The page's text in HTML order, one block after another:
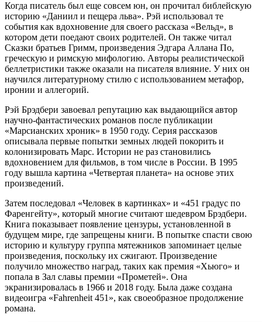
Когда писатель был еще совсем юн, он прочитал библейскую
историю «Даниил и пещера льва». Рэй использовал те
события как вдохновение для своего рассказа «Вельд», в
котором дети поедают своих родителей. Он также читал
Сказки братьев Гримм, произведения Эдгара Аллана По,
греческую и римскую мифологию. Авторы реалистической
беллетристики также оказали на писателя влияние. У них он
научился литературному стилю с использованием метафор,
иронии и аллегорий.
Рэй Брэдбери завоевал репутацию как выдающийся автор
научно-фантастических романов после публикации
«Марсианских хроник» в 1950 году. Серия рассказов
описывала первые попытки земных людей покорить и
колонизировать Марс. Истории не раз становились
вдохновением для фильмов, в том числе в России. В 1995
году вышла картина «Четвертая планета» на основе этих
произведений.
Затем последовал «Человек в картинках» и «451 градус по
Фаренгейту», который многие считают шедевром Брэдбери.
Книга показывает появление цензуры, установленной в
будущем мире, где запрещены книги. В попытке спасти свою
историю и культуру группа мятежников запоминает целые
произведения, поскольку их сжигают. Произведение
получило множество наград, таких как премия «Хьюго» и
попала в Зал славы премии «Прометей». Она
экранизировалась в 1966 и 2018 году. Была даже создана
видеоигра «Fahrenheit 451», как своеобразное продолжение
романа.